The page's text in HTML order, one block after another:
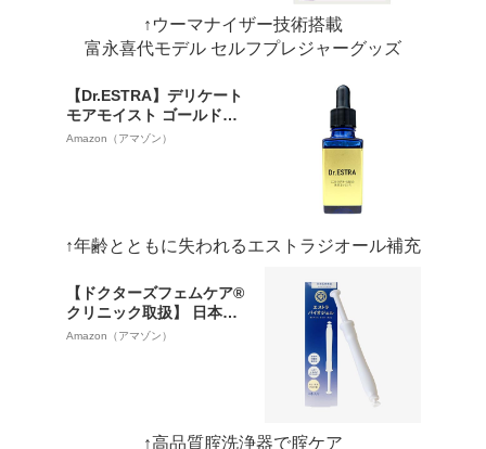
製 Lovehoney↑ウーマナイザー技術搭載
富永喜代モデル セルフプレジャーグッズ
【Dr.ESTRA】デリケート
モアモイスト ゴールドエ
ッセンス（エストラジオ
Amazon（アマゾン）
↑年齢とともに失われるエストラジオール補充
【ドクターズフェムケア®
クリニック取扱】 日本
製・保存料ゼロ・腟洗浄
Amazon（アマゾン）
↑高品質腟洗浄器で腟ケア